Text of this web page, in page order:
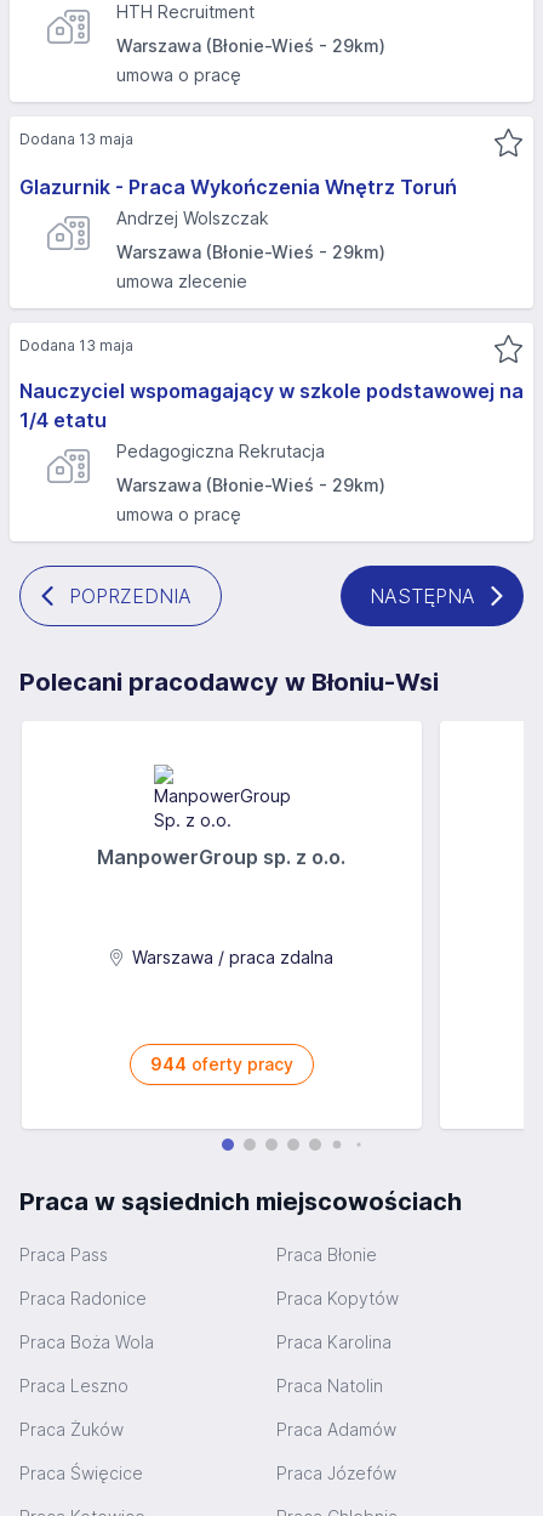
HTH Recruitment
Warszawa (Błonie-Wieś - 29km)
umowa o pracę
Glazurnik - Praca Wykończenia Wnętrz Toruń
Andrzej Wolszczak
Warszawa (Błonie-Wieś - 29km)
umowa zlecenie
Dodana 13 maja
Nauczyciel wspomagający w szkole podstawowej na
1/4 etatu
Pedagogiczna Rekrutacja
Warszawa (Błonie-Wieś - 29km)
umowa o pracę
Dodana 13 maja
POPRZEDNIA NASTĘPNA
Polecani pracodawcy w Błoniu-Wsi
ManpowerGroup sp. z o.o.
Warszawa / praca zdalna
944 oferty pracy
Praca w sąsiednich miejscowościach
Praca Pass Praca Błonie
Praca Radonice Praca Kopytów
Praca Boża Wola Praca Karolina
Praca Leszno Praca Natolin
Praca Żuków Praca Adamów
Praca Święcice Praca Józefów